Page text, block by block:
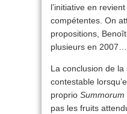
l’initiative en
compétentes. On
propositions,
plusieurs en 2007…
La conclusion de
contestable
proprio Summorum
pas les fruits